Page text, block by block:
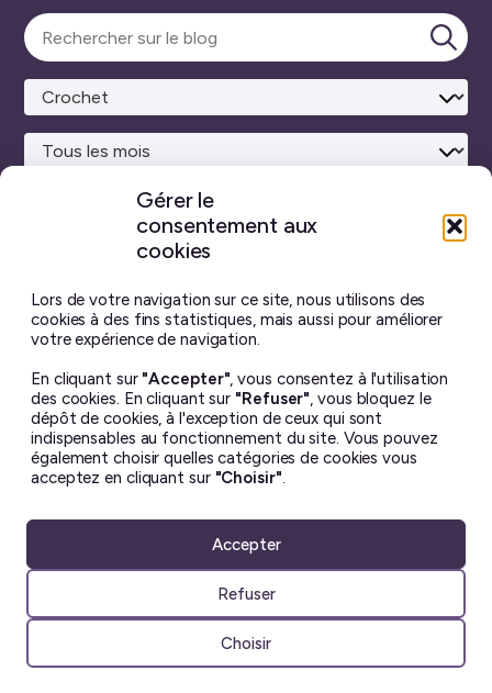
Gérer le
consentement aux
cookies
Lors de votre navigation sur ce site, nous utilisons des
cookies à des fins statistiques, mais aussi pour améliorer
votre expérience de navigation.
En cliquant sur "Accepter", vous consentez à l'utilisation
des cookies. En cliquant sur "Refuser", vous bloquez le
dépôt de cookies, à l'exception de ceux qui sont
indispensables au fonctionnement du site. Vous pouvez
également choisir quelles catégories de cookies vous
acceptez en cliquant sur "Choisir".
Accepter
Refuser
Choisir
la
Sélectionner
une
réalisé avecWordPress ♥et beaucoup de café.
intelligence artificielle générative.J’ai pris toutes les
photos moi-même, et chaque billet est écrit à la main.
de la licenseCreative Commons BY-NC-ND 4.0.
Il ne peut en aucun cas être altéré ou reproduit à des fins
commerciales. Si vous souhaitez utiliser une de mes photos
– dans un but non lucratif uniquement – merci de me
demander la permission avant ☺︎
ArticlesInstantanésÀ proposSuivre le blog